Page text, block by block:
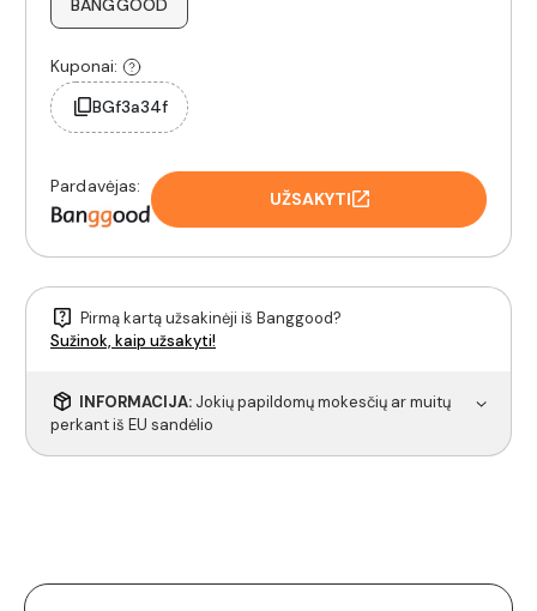
BANGGOOD
Kuponai:
BGf3a34f
Pardavėjas:
UŽSAKYTI
Pirmą kartą užsakinėji iš Banggood?
Sužinok, kaip užsakyti!
INFORMACIJA: Jokių papildomų mokesčių ar muitų
perkant iš EU sandėlio